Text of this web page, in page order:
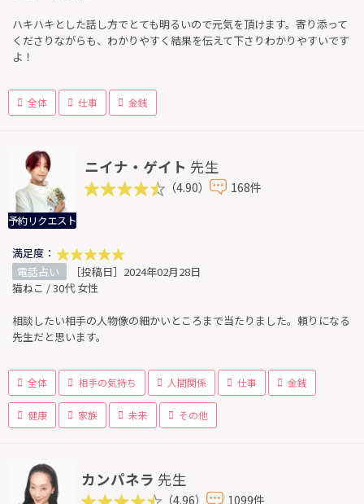
ハキハキとした話し方でとても明るいので元気を頂けます。寄り添って
くださりながらも、わかりやすく結果を伝えて下さりわかりやすいです
よ！
全体 仕事 金銭
予約リクエスト
ニイナ・ゲイト 先生
（4.90） 168件
満足度：
電話占い
［投稿日］2024年02月28日
猫ねこ / 30代 女性
相談したい相手の人物像の細かいところまで当たりました。頼りになる
先生だと思います。
全体 相手の気持ち 人間関係 仕事 金銭
健康 家族 未来 その他
カンパネラ 先生
（4.96） 1099件